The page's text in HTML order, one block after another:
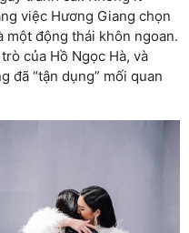
việc Hương Giang chọn
một động thái khôn ngoan.
của Hồ Ngọc Hà, và
đã “tận dụng” mối quan